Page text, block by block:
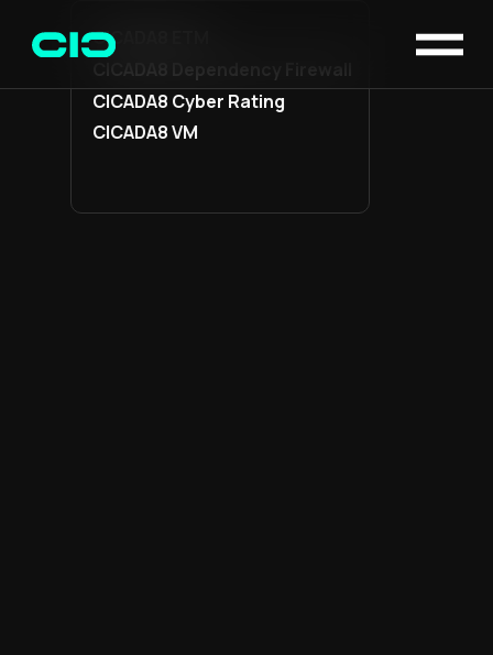
CICADA8 ETM
CICADA8 Cyber Rating
CICADA8 VM